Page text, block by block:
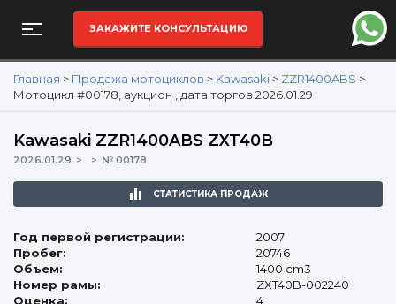
ЗАКАЖИТЕ КОНСУЛЬТАЦИЮ
Главная > Продажа мотоциклов > Kawasaki > ZZR1400ABS >
Мотоцикл #00178, аукцион , дата торгов 2026.01.29
Kawasaki ZZR1400ABS ZXT40B
2026.01.29 № 00178
СТАТИСТИКА ПРОДАЖ
Год первой регистрации:
2007
Пробег:
20746
Объем:
1400 cm3
Номер рамы:
ZXT40B-002240
Оценка:
4